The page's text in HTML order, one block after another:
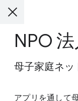
NPO
母子家庭ネッ
アプリを通して